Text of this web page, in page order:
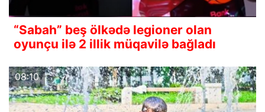
“Sabah” beş ölkədə legioner olan
oyunçu ilə 2 illik müqavilə bağladı
08:10